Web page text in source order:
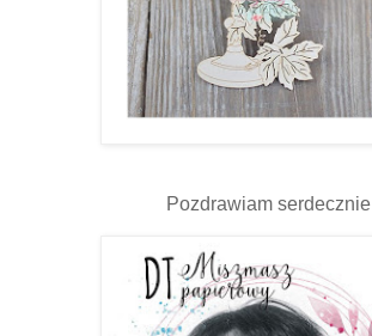
Pozdrawiam serdecznie